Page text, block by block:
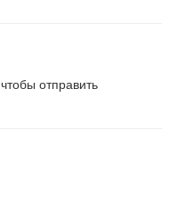
чтобы отправить